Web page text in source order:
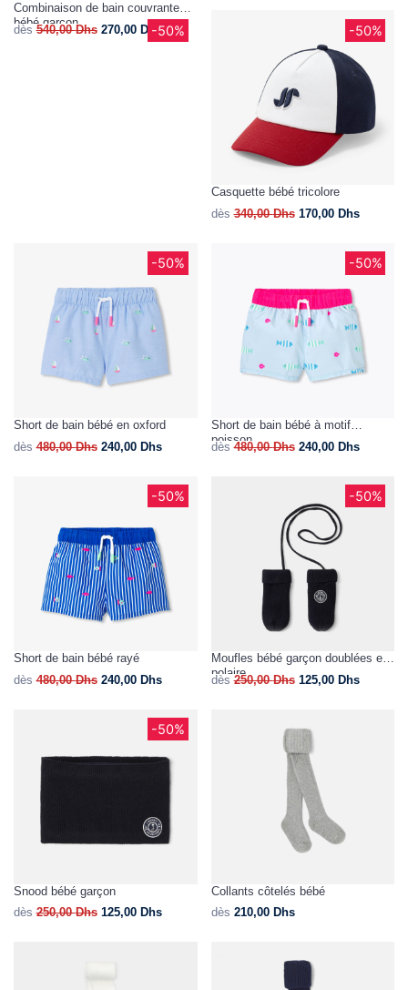
-50%
Combinaison de bain couvrante
bébé garçon
dès 540,00Dhs 270,00 Dhs -50%
Casquette bébé tricolore
dès 340,00Dhs 170,00 Dhs
-50%
Short de bain bébé en oxford
dès 480,00Dhs 240,00 Dhs
-50%
Short de bain bébé à motif
poisson
dès 480,00Dhs 240,00 Dhs
-50%
Short de bain bébé rayé
dès 480,00Dhs 240,00 Dhs
-50%
Moufles bébé garçon doublées en
polaire
dès 250,00Dhs 125,00 Dhs
-50%
Snood bébé garçon
dès 250,00Dhs 125,00 Dhs
Collants côtelés bébé
dès 210,00 Dhs